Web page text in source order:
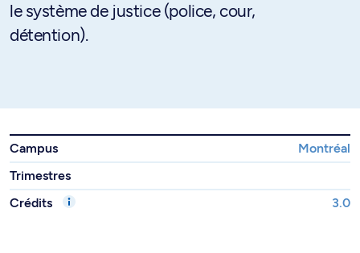
le système de justice (police, cour,
détention).
Campus
Montréal
Trimestres
Crédits
3.0